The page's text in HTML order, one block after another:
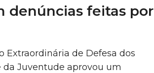
denúncias feitas por
Extraordinária de Defesa dos
da Juventude aprovou um